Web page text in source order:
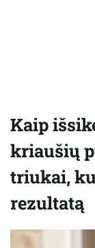
Kaip
kriaušių
triukai,
rezultatą